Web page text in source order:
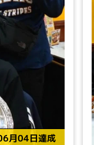
月04日達成